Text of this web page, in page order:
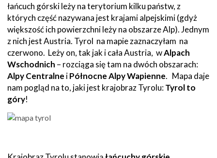
łańcuch górski leży na terytorium kilku państw, z
których część nazywana jest krajami alpejskimi (gdyż
większość ich powierzchni leży na obszarze Alp). Jednym
z nich jest Austria. Tyrol na mapie zaznaczyłam na
czerwono. Leży on, tak jak i cała Austria, wAlpach
Wschodnich – rozciąga się tam na dwóch obszarach:
Alpy Centralne iPółnocne Alpy Wapienne. Mapa daje
nam pogląd na to, jaki jest krajobraz Tyrolu:Tyrol to
góry!